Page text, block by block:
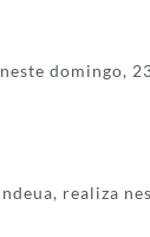
domingo,
realiza